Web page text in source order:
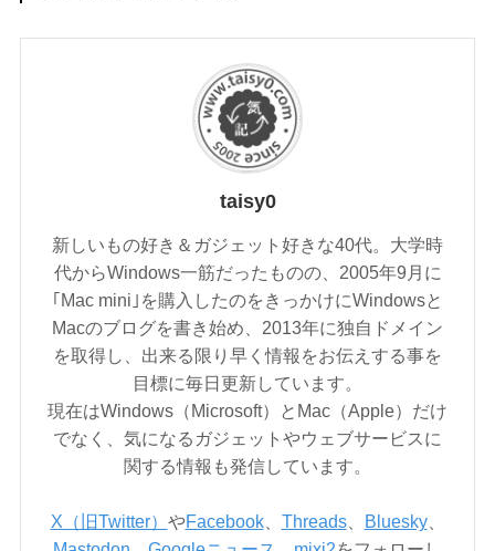
taisy0
新しいもの好き＆ガジェット好きな40代。大学時
代からWindows一筋だったものの、2005年9月に
｢Mac mini｣を購入したのをきっかけにWindowsと
Macのブログを書き始め、2013年に独自ドメイン
を取得し、出来る限り早く情報をお伝えする事を
目標に毎日更新しています。
現在はWindows（Microsoft）とMac（Apple）だけ
でなく、気になるガジェットやウェブサービスに
関する情報も発信しています。
X（旧Twitter） やFacebook、 Threads、 Bluesky、